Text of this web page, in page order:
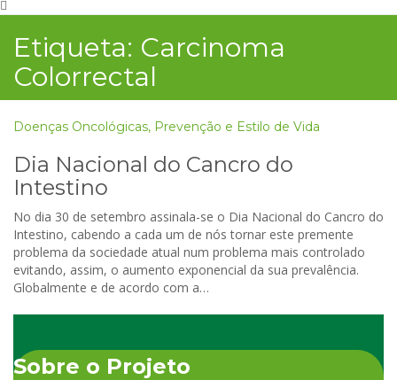
Etiqueta: Carcinoma
Colorrectal
Doenças Oncológicas, Prevenção e Estilo de Vida
Dia Nacional do Cancro do
Intestino
No dia 30 de setembro assinala-se o Dia Nacional do Cancro do
Intestino, cabendo a cada um de nós tornar este premente
problema da sociedade atual num problema mais controlado
evitando, assim, o aumento exponencial da sua prevalência.
Globalmente e de acordo com a…
Sobre o Projeto